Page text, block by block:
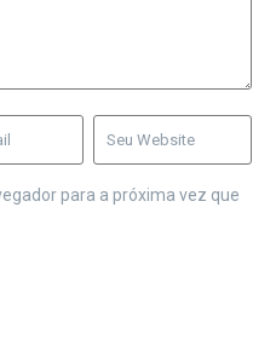
para a próxima vez que